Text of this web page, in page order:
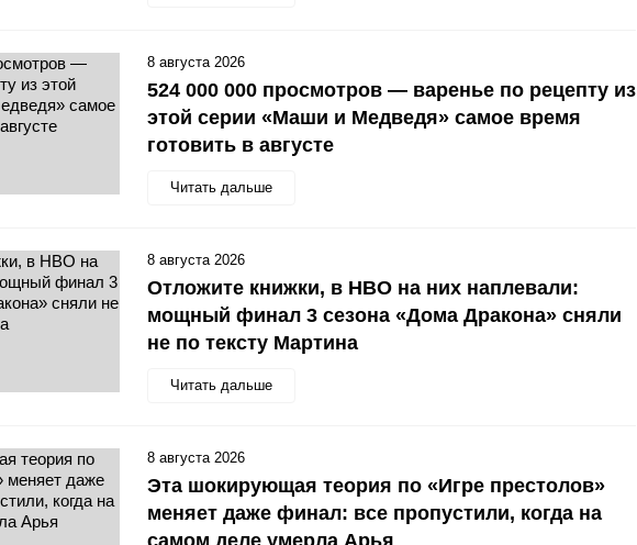
524 000 000 просмотров — варенье по рецепту из
этой серии «Маши и Медведя» самое время
готовить в августе
Читать дальше
8 августа 2026
Отложите книжки, в HBO на них наплевали:
мощный финал 3 сезона «Дома Дракона» сняли
не по тексту Мартина
Читать дальше
8 августа 2026
Эта шокирующая теория по «Игре престолов»
меняет даже финал: все пропустили, когда на
самом деле умерла Арья
8 августа 2026